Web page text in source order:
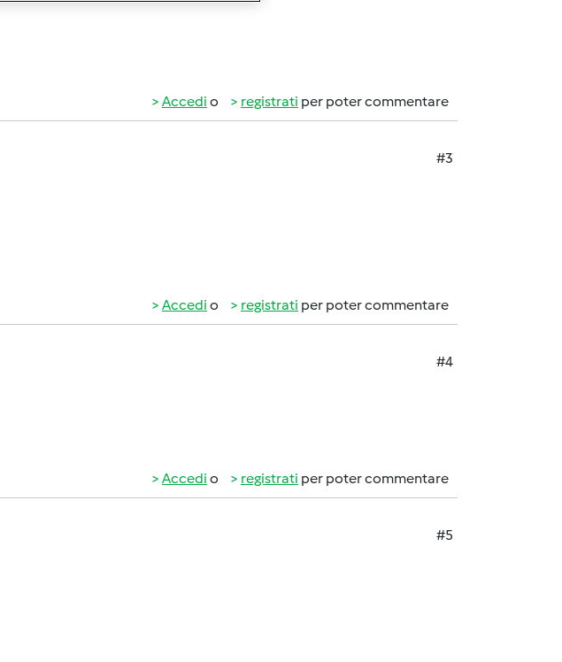
Accedi o registrati per poter commentare
#3
Accedi o registrati per poter commentare
#4
Accedi o registrati per poter commentare
#5